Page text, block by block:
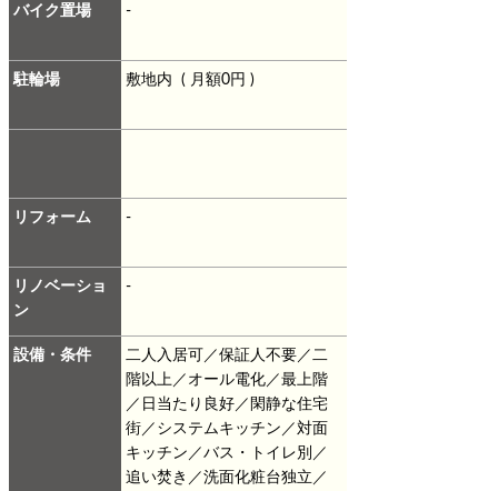
バイク置場 -
駐輪場 敷地内 ( 月額0円 )
リフォーム -
リノベーショ
ン
-
設備・条件
二人入居可／保証人不要／二
階以上／オール電化／最上階
／日当たり良好／閑静な住宅
街／システムキッチン／対面
キッチン／バス・トイレ別／
追い焚き／洗面化粧台独立／